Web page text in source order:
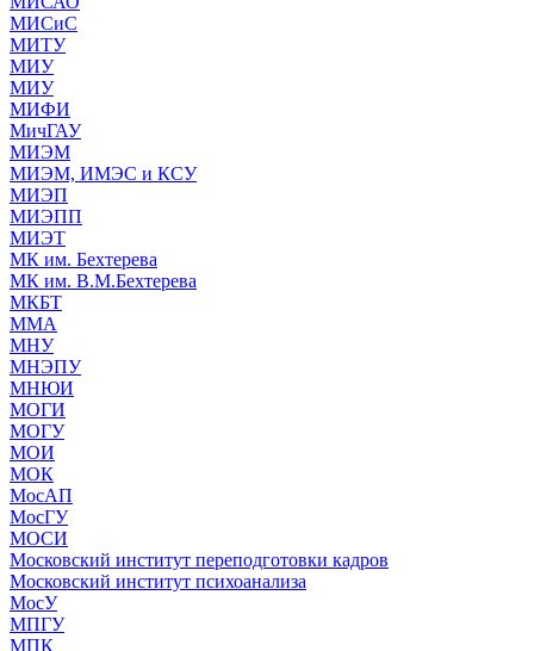
МИСиС
МИТУ
МИУ
МИУ
МИФИ
МичГАУ
МИЭМ
МИЭМ, ИМЭС и КСУ
МИЭП
МИЭПП
МИЭТ
МК им. Бехтерева
МК им. В.М.Бехтерева
МКБТ
ММА
МНУ
МНЭПУ
МНЮИ
МОГИ
МОГУ
МОИ
МОК
МосАП
МосГУ
МОСИ
Московский институт переподготовки кадров
Московский институт психоанализа
МосУ
МПГУ
МПК